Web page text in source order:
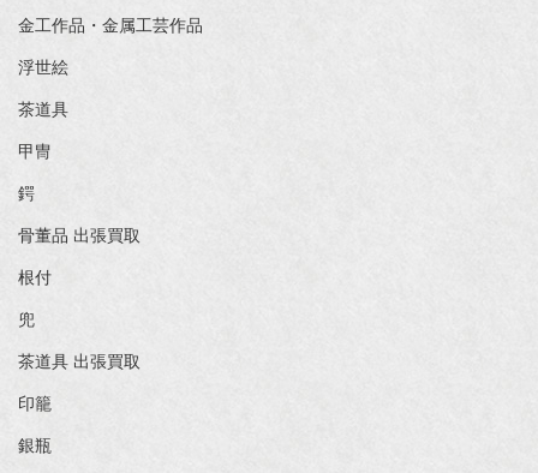
金工作品・金属工芸作品
浮世絵
茶道具
甲冑
鍔
骨董品 出張買取
根付
兜
茶道具 出張買取
印籠
銀瓶